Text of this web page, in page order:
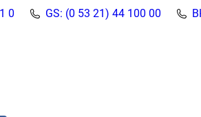
0 GS: (0 53 21) 44 100 00